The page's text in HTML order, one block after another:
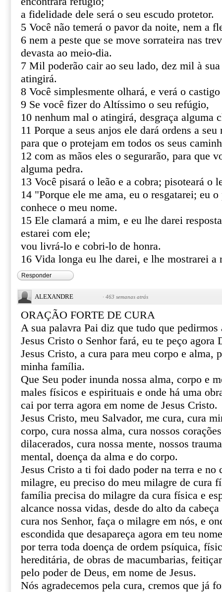
a fidelidade dele será o seu escudo protetor.
5 Você não temerá o pavor da noite, nem a
6 nem a peste que se move sorrateira nas
devasta ao meio-dia.
7 Mil poderão cair ao seu lado, dez mil à
atingirá.
8 Você simplesmente olhará, e verá o
9 Se você fizer do Altíssimo o seu refúgio,
10 nenhum mal o atingirá, desgraça alguma
11 Porque a seus anjos ele dará ordens a seu
para que o protejam em todos os seus
12 com as mãos eles o segurarão, para que
alguma pedra.
13 Você pisará o leão e a cobra; pisoteará o
14 "Porque ele me ama, eu o resgatarei; eu
conhece o meu nome.
15 Ele clamará a mim, e eu lhe darei
estarei com ele;
vou livrá-lo e cobri-lo de honra.
16 Vida longa eu lhe darei, e lhe mostrarei a
Responder
ALEXANDRE · 463 semanas atrás
ORAÇÃO FORTE DE CURA
A sua palavra Pai diz que tudo que pedirmos
Jesus Cristo o Senhor fará, eu te peço agora
Jesus Cristo, a cura para meu corpo e alma,
minha família.
Que Seu poder inunda nossa alma, corpo e
males físicos e espirituais e onde há uma
cai por terra agora em nome de Jesus Cristo.
Jesus Cristo, meu Salvador, me cura, cura
corpo, cura nossa alma, cura nossos
dilacerados, cura nossa mente, nossos
mental, doença da alma e do corpo.
Jesus Cristo a ti foi dado poder na terra e no
milagre, eu preciso do meu milagre de cura
família precisa do milagre da cura física e
alcance nossa vidas, desde do alto da
cura nos Senhor, faça o milagre em nós, e
escondida que desapareça agora em teu
por terra toda doença de ordem psíquica,
hereditária, de obras de macumbarias,
pelo poder de Deus, em nome de Jesus.
Nós agradecemos pela cura, cremos que já